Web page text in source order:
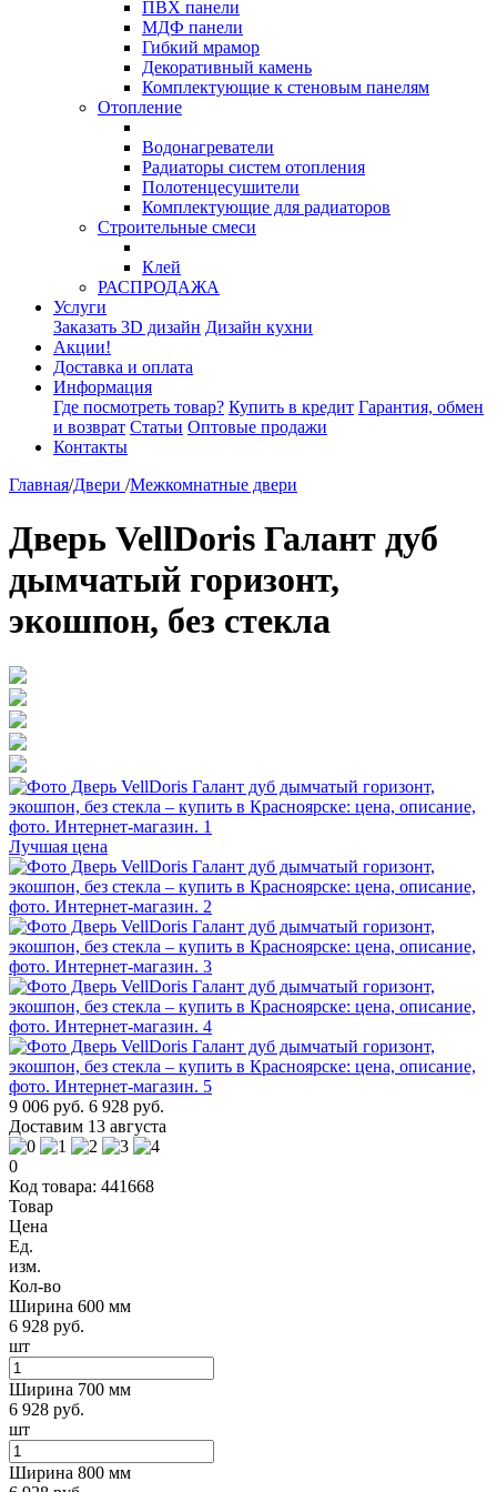
ПВХ панели
МДФ панели
Гибкий мрамор
Декоративный камень
Комплектующие к стеновым панелям
Отопление
Водонагреватели
Радиаторы систем отопления
Полотенцесушители
Комплектующие для радиаторов
Строительные смеси
Клей
РАСПРОДАЖА
Услуги
Заказать 3D дизайн Дизайн кухни
Акции!
Доставка и оплата
Информация
Где посмотреть товар? Купить в кредит Гарантия, обмен
и возврат Статьи Оптовые продажи
Контакты
Главная/Двери /Межкомнатные двери
Дверь VellDoris Галант дуб
дымчатый горизонт,
экошпон, без стекла
Лучшая цена
9 006 руб. 6 928 руб.
Доставим 13 августа
0
Код товара: 441668
Товар
Цена
Ед.
изм.
Кол-во
Ширина 600 мм
6 928 руб.
шт
Ширина 700 мм
6 928 руб.
шт
Ширина 800 мм